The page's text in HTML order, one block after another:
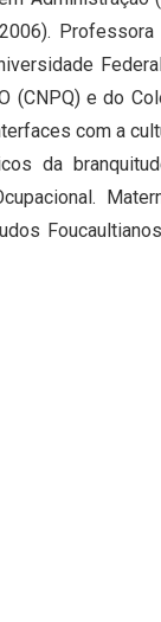
(CNPQ) e do
com a
da